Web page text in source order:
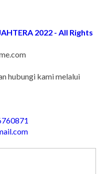
2022 - All Rights
hubungi kami melalui